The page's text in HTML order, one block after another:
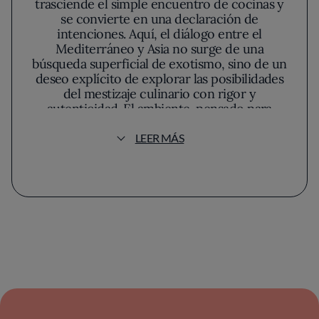
trasciende el simple encuentro de cocinas y
se convierte en una declaración de
intenciones. Aquí, el diálogo entre el
Mediterráneo y Asia no surge de una
búsqueda superficial de exotismo, sino de un
deseo explícito de explorar las posibilidades
del mestizaje culinario con rigor y
autenticidad. El ambiente, pensado para
en tonos neutros, maderas cuidadosamente
exterior parece disiparse.
sobriedad. La influencia nipona comparece
LEER MÁS